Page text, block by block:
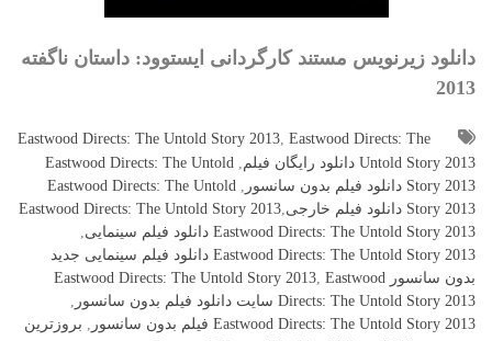
دانلود زیرنویس مستند کارگردانی ایستوود: داستان ناگفته
2013
Eastwood Directs: The Untold Story 2013, Eastwood Directs: The
Untold Story 2013 دانلود رایگان فیلم
,
Eastwood Directs: The Untold
Story 2013 دانلود فیلم بدون سانسور
,
Eastwood Directs: The Untold
Story 2013 دانلود فیلم خارجیEastwood Directs: The Untold Story 2013
,
Eastwood Directs: The Untold Story 2013 دانلود فیلم سینمایی
,
Eastwood Directs: The Untold Story 2013 دانلود فیلم سینمایی جدید
بدون سانسور Eastwood Directs: The Untold Story 2013
, Eastwood
Directs: The Untold Story 2013 سایت دانلود فیلم بدون سانسور
,
Eastwood Directs: The Untold Story 2013 فیلم بدون سانسور
, بروزترین